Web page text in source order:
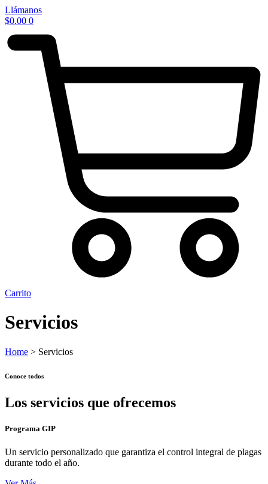
Llámanos
$0.00 0
Carrito
Servicios
Home > Servicios
Conoce todos
Los servicios que ofrecemos
Programa GIP
Un servicio personalizado que garantiza el control integral de plagas
durante todo el año.